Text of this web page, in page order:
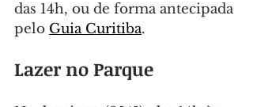
das 14h, ou de forma antecipada
pelo Guia Curitiba.
Lazer no Parque